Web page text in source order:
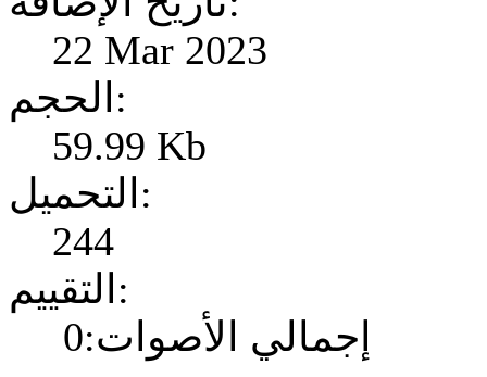
22 Mar 2023
الحجم:
59.99 Kb
التحميل:
244
التقييم:
إجمالي الأصوات:0